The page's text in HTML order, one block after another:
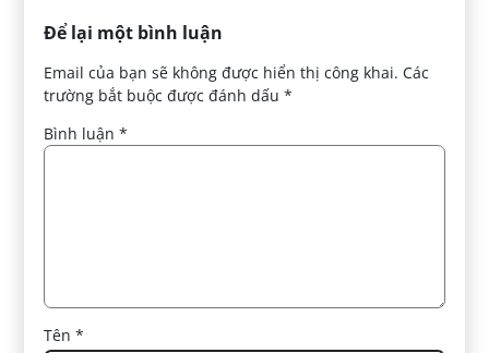
Để lại một bình luận
Email của bạn sẽ không được hiển thị công khai. Các
trường bắt buộc được đánh dấu*
Bình luận*
Tên*